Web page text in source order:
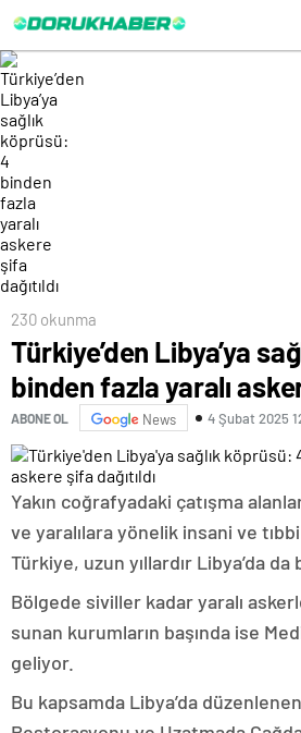
230 okunma
Türkiye’den Libya’ya
binden fazla yaralı
ABONE OL News 4 Şubat 2025
Yakın coğrafyadaki çatışma
ve yaralılara yönelik insani ve
Türkiye, uzun yıllardır Libya’da da
Bölgede siviller kadar yaralı
sunan kurumların başında ise
geliyor.
Bu kapsamda Libya’da